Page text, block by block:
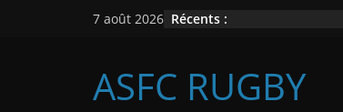
7 août 2026 Récents :
ASFC RUGBY